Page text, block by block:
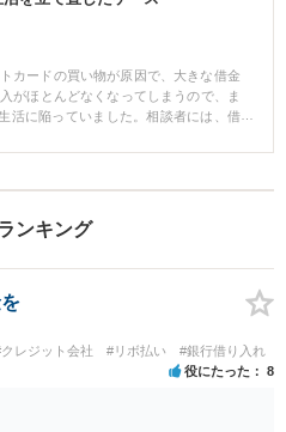
題では「督促から解放されること」が
にとって大変有効な手段で、依頼者さ
とができました。
カードの買い物が原因で、大きな借金
がほとんどなくなってしまうので、ま
活に陥っていました。相談者には、借
開示されたカードの使用履歴を見て
ることにしました。 【コメント】 相談
いたためか、クレジットカードの利用
が止まります。持っているクレジット
金で苦しい思いをしないよう、破産手
出を厳しく見直して生活再建をしても
ンキング
レジット会社 #リボ払い #銀行借り入れ
役にたった 8